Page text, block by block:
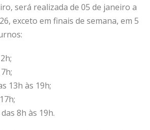
será realizada de 05 de janeiro a
exceto em finais de semana, em 5
13h às 19h;
8h às 19h.